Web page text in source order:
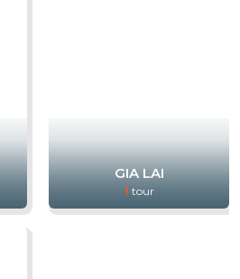
GIA LAI
1 tour